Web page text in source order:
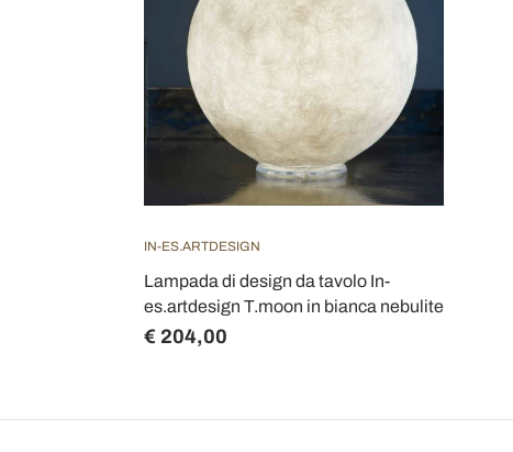
IN-ES.ARTDESIGN
Lampada di design da tavolo In-
es.artdesign T.moon in bianca nebulite
€ 204,00